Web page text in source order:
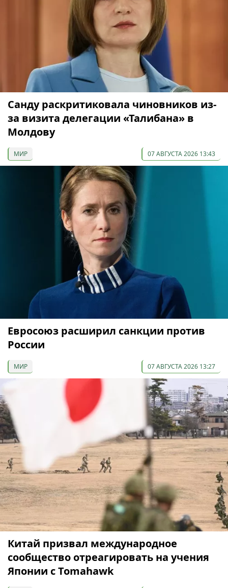
Санду раскритиковала чиновников из-
за визита делегации «Талибана» в
Молдову
МИР 07 АВГУСТА 2026 13:43
Евросоюз расширил санкции против
России
МИР 07 АВГУСТА 2026 13:27
Китай призвал международное
сообщество отреагировать на учения
Японии с Tomahawk